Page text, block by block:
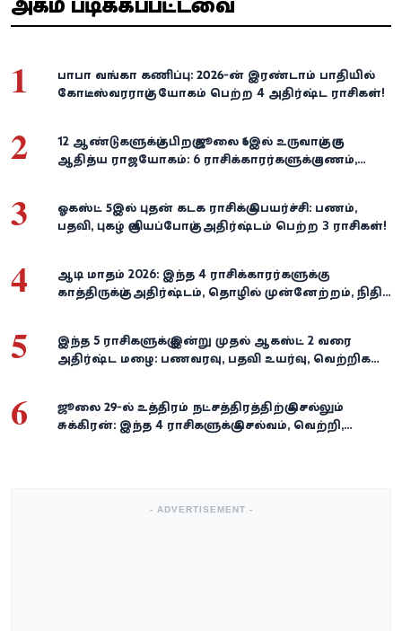
1
பாபா வங்கா கணிப்பு: 2026-ன் இரண்டாம் பாதியில்
கோடீஸ்வரராகும் யோகம் பெற்ற 4 அதிர்ஷ்ட ராசிகள்!
2
12 ஆண்டுகளுக்குப் பிறகு ஜூலை 16இல் உருவாகும் குரு
ஆதித்ய ராஜயோகம்: 6 ராசிக்காரர்களுக்கு பணம்,
3
ஓகஸ்ட் 5இல் புதன் கடக ராசிக்கு பெயர்ச்சி: பணம்,
பதவி, புகழ் குவியப்போகும் அதிர்ஷ்டம் பெற்ற 3 ராசிகள்!
4
ஆடி மாதம் 2026: இந்த 4 ராசிக்காரர்களுக்கு
காத்திருக்கும் அதிர்ஷ்டம், தொழில் முன்னேற்றம், நிதி
5
இந்த 5 ராசிகளுக்கு இன்று முதல் ஆகஸ்ட் 2 வரை
அதிர்ஷ்ட மழை: பணவரவு, பதவி உயர்வு, வெற்றிகள்
6
ஜூலை 29-ல் உத்திரம் நட்சத்திரத்திற்கு செல்லும்
சுக்கிரன்: இந்த 4 ராசிகளுக்கு செல்வம், வெற்றி,
- ADVERTISEMENT -